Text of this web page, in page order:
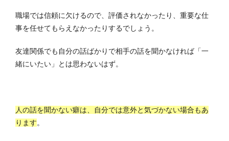
職場では信頼に欠けるので、評価されなかったり、重要な仕
事を任せてもらえなかったりするでしょう。
友達関係でも自分の話ばかりで相手の話を聞かなければ「一
緒にいたい」とは思わないはず。
人の話を聞かない癖は、自分では意外と気づかない場合もあ
ります。